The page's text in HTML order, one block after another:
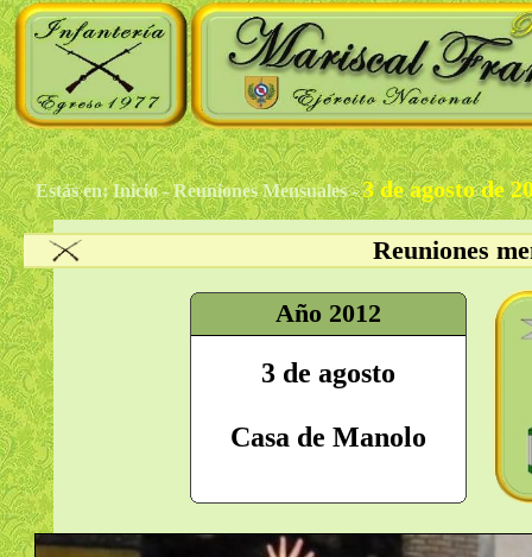
Estás en: Inicio - Reuniones Mensuales -3 de agosto de
Reuniones
Año 2012
3 de agosto
Casa de Manolo